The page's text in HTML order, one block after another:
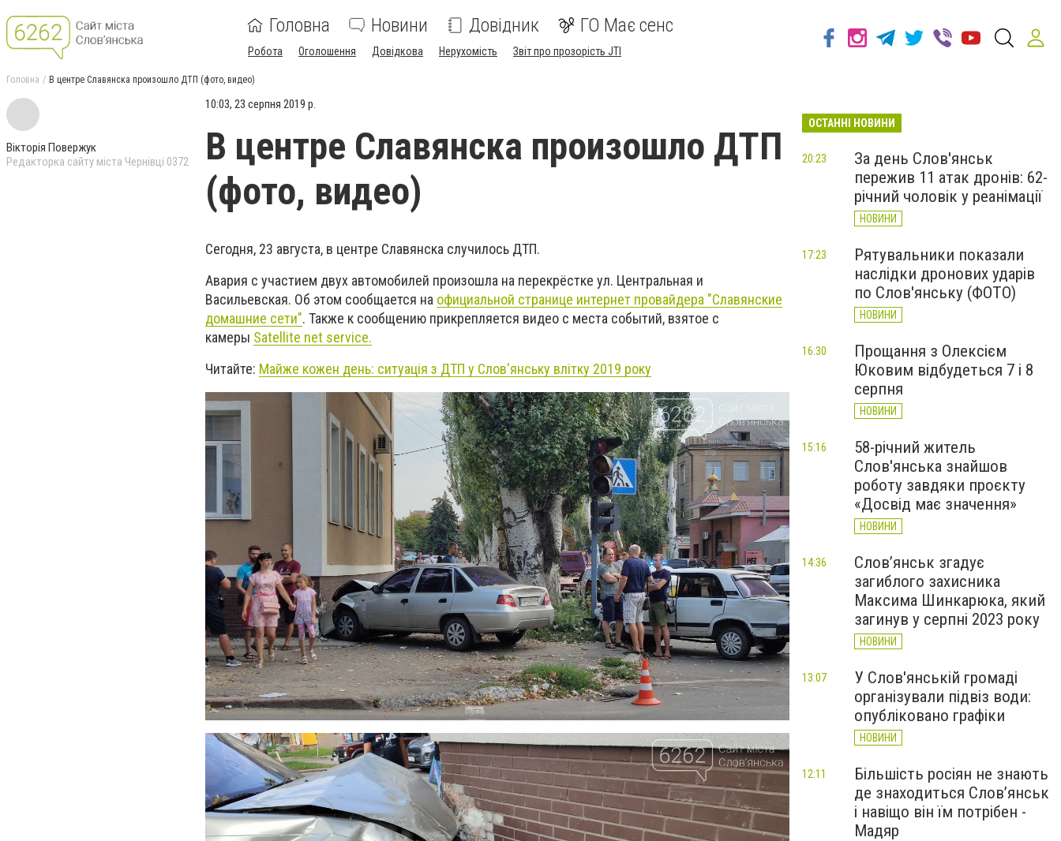
Головна Новини Довідник ГО Має сенс
Робота Оголошення Довідкова Нерухомість Звіт про прозорість JTI
Головна В центре Славянска произошло ДТП (фото, видео)
Вікторія Повержук
Редакторка сайту міста Чернівці 0372
10:03, 23 серпня 2019 р.
В центре Славянска произошло ДТП
(фото, видео)
Сегодня, 23 августа, в центре Славянска случилось ДТП.
Авария с участием двух автомобилей произошла на перекрёстке ул. Центральная и
Васильевская. Об этом сообщается на официальной странице интернет провайдера "Славянские
домашние сети". Также к сообщению прикрепляется видео с места событий, взятое с
камеры Satellite net service.
Читайте: Майже кожен день: ситуація з ДТП у Слов'янську влітку 2019 року
ОСТАННІ НОВИНИ
За день Слов'янськ
пережив 11 атак дронів: 62-
річний чоловік у реанімації
НОВИНИ
20:23
Рятувальники показали
наслідки дронових ударів
по Слов'янську (ФОТО)
НОВИНИ
17:23
Прощання з Олексієм
Юковим відбудеться 7 і 8
серпня
НОВИНИ
16:30
58-річний житель
Слов'янська знайшов
роботу завдяки проєкту
«Досвід має значення»
НОВИНИ
15:16
Слов’янськ згадує
загиблого захисника
Максима Шинкарюка, який
загинув у серпні 2023 року
НОВИНИ
14:36
У Слов'янській громаді
організували підвіз води:
опубліковано графіки
НОВИНИ
13:07
Більшість росіян не знають
де знаходиться Слов’янськ
і навіщо він їм потрібен -
Мадяр
12:11